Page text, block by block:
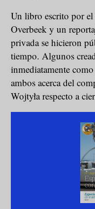
Un libro escrito por
Overbeek y un
privada se hicieron
tiempo. Algunos
inmediatamente
ambos acerca del
Wojtyła respecto a